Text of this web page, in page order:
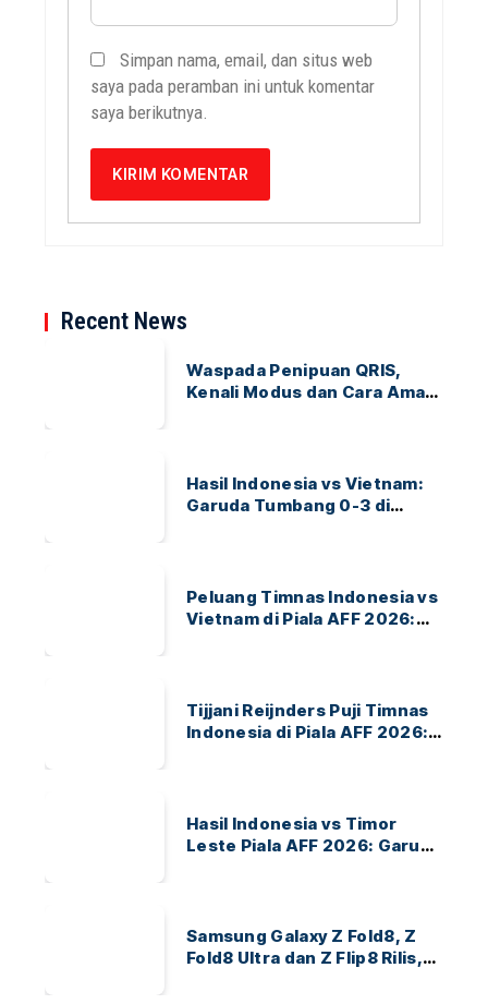
Simpan nama, email, dan situs web
saya pada peramban ini untuk komentar
saya berikutnya.
Recent News
Waspada Penipuan QRIS,
Kenali Modus dan Cara Aman
Hasil Indonesia vs Vietnam:
Garuda Tumbang 0-3 di
Peluang Timnas Indonesia vs
Vietnam di Piala AFF 2026:
Tijjani Reijnders Puji Timnas
Indonesia di Piala AFF 2026:
Hasil Indonesia vs Timor
Leste Piala AFF 2026: Garuda
Samsung Galaxy Z Fold8, Z
Fold8 Ultra dan Z Flip8 Rilis,